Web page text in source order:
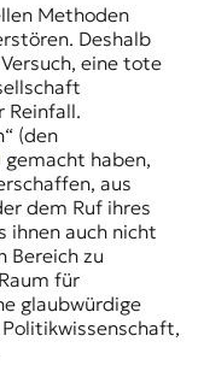
Methoden
Deshalb
eine tote
Reinfall.
(den
gemacht haben,
aus
dem Ruf ihres
ihnen auch nicht
Bereich zu
für
glaubwürdige